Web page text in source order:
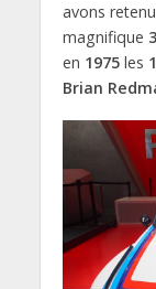
avons
magnifique
en 1975les
Brian